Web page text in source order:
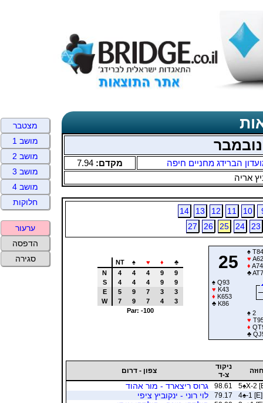
הברידג מחניים חיפה מקדם: 7.94
אריה
10
11
12
13
14
23
24
25
26
27
25
♠ T84
♥ A62
♦
♣AT7
♠ Q93
♥ K43
♦ K653
♣ K86
♠ 2
♥
♦
♣
NT ♠ ♥ ♦
♣
N
4 4 4 9
9
S
4 4 4 9
9
E
5 9 7 3
3
W
7 9 7 4
3
Par: -100
חוזה
ניקוד
צ-ד
צפון - דרום
5♠X-2
98.61 גרוס ריצארד - מור אהוד
4♠-1 [E]
79.17 לוי רוני - ינקוביץ ציפי
מצטבר
מושב 1
מושב 2
מושב 3
מושב 4
חלוקות
ערעור
הדפסה
סגירה